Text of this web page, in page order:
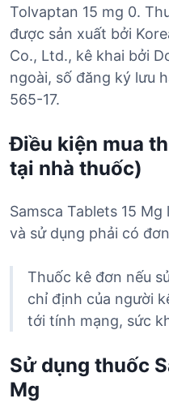
Tolvaptan 15 mg 0.
được sản xuất bởi
Co., Ltd., kê khai bởi
ngoài, số đăng ký lưu
565-17.
Điều kiện mua
tại nhà thuốc)
Samsca Tablets 15
và sử dụng phải có
Thuốc kê đơn nếu
chỉ định của người
tới tính mạng, sức
Sử dụng thuốc
Mg